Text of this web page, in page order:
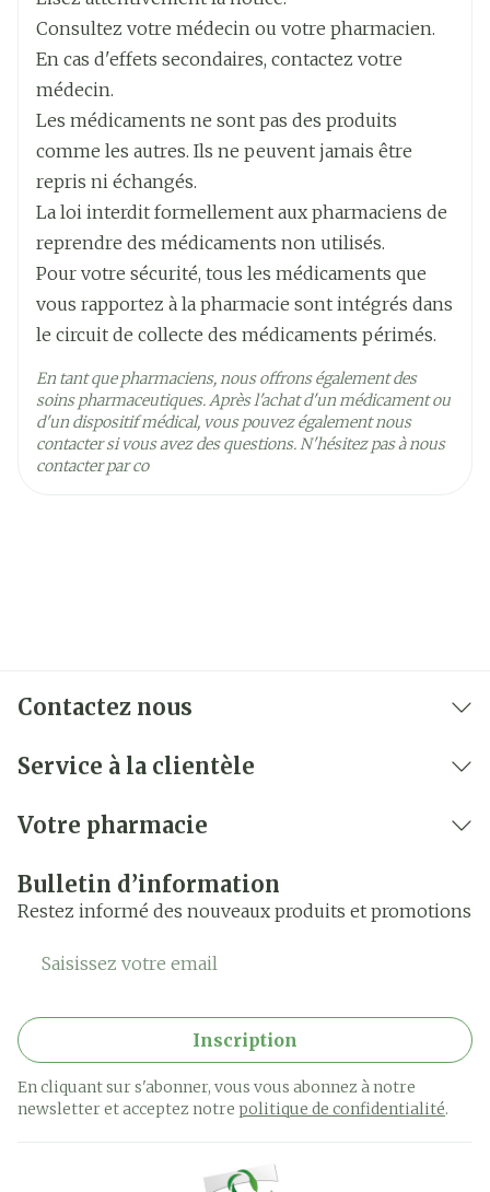
Profondeur 30 mm
Ingrédients
Actifs
ciprofloxacine chlorhydrate
Préservation
Température ambiante (15°C -
25°C)
Consultez votre médecin ou votre pharmacien.
En cas d'effets secondaires, contactez votre
médecin.
Les médicaments ne sont pas des produits
comme les autres. Ils ne peuvent jamais être
repris ni échangés.
La loi interdit formellement aux pharmaciens de
reprendre des médicaments non utilisés.
Pour votre sécurité, tous les médicaments que
vous rapportez à la pharmacie sont intégrés dans
le circuit de collecte des médicaments périmés.
En tant que pharmaciens, nous offrons également des
soins pharmaceutiques. Après l'achat d'un médicament ou
d'un dispositif médical, vous pouvez également nous
contacter si vous avez des questions. N'hésitez pas à nous
contacter par co
Contactez nous
Service à la clientèle
Votre pharmacie
Bulletin d’information
Restez informé des nouveaux produits et promotions
Adresse mail
Inscription
En cliquant sur s'abonner, vous vous abonnez à notre
newsletter et acceptez notre politique de confidentialité.